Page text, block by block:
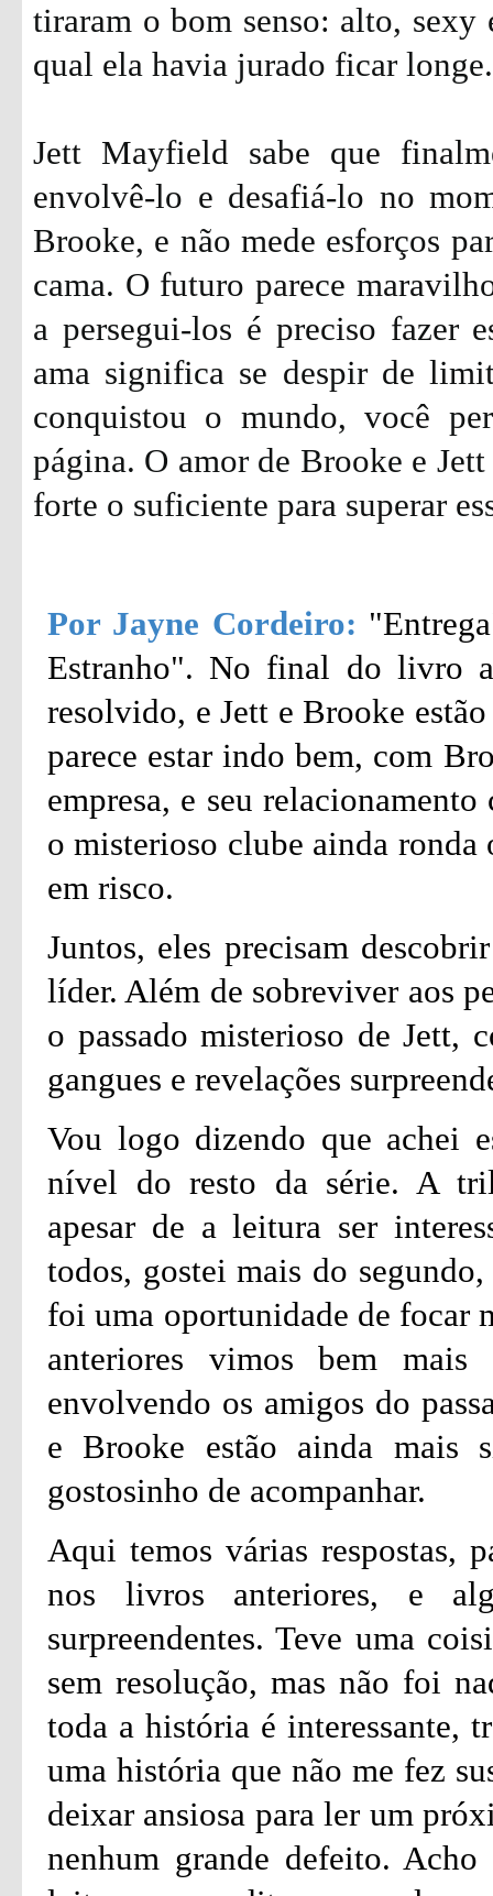
tiraram o bom senso: alto,
qual ela havia jurado ficar longe.
Jett Mayfield sabe que
envolvê-lo e desafiá-lo no
Brooke, e não mede esforços
cama. O futuro parece
a persegui-los é preciso fazer
ama significa se despir de
conquistou o mundo, você
página. O amor de Brooke e
forte o suficiente para superar
Por Jayne Cordeiro:
Estranho". No final do livro
resolvido, e Jett e Brooke
parece estar indo bem, com
empresa, e seu
o misterioso clube ainda
em risco.
Juntos, eles precisam
líder. Além de sobreviver aos
o passado misterioso de Jett,
gangues e revelações
Vou logo dizendo que achei
nível do resto da série. A
apesar de a leitura ser
todos, gostei mais do
foi uma oportunidade de focar
anteriores vimos bem
envolvendo os amigos do
e Brooke estão ainda mais
gostosinho de acompanhar.
Aqui temos várias respostas,
nos livros anteriores, e
surpreendentes. Teve uma
sem resolução, mas não foi
toda a história é interessante,
uma história que não me fez
deixar ansiosa para ler um
nenhum grande defeito.